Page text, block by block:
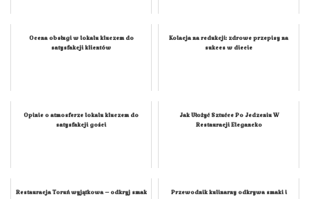
Ocena obsługi w lokalu kluczem do
satysfakcji klientów
Kolacja na redukcji: zdrowe przepisy na
sukces w diecie
Opinie o atmosferze lokalu kluczem do
satysfakcji gości
Jak Ułożyć Sztućce Po Jedzeniu W
Restauracji Elegancko
Restauracja Toruń wyjątkowa – odkryj smak
Przewodnik kulinarny odkrywa smaki i